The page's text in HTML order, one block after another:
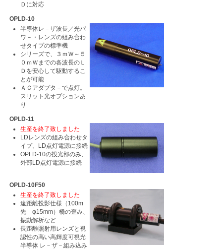
Ｄに対応
OPLD-10
半導体レ－ザ波長／光パ
ワ－・レンズの組み合わ
せタイプの標準機
シリーズで、３ｍＷ～５
０ｍＷまでの各波長のＬ
Ｄを安心して駆動するこ
とが可能
ＡＣアダプタ－で点灯。
スリット光オプションあ
り
OPLD-11
生産を終了致しました
LDレンズの組み合わせタ
イプ、LD点灯電源に接続
OPLD-10の投光部のみ、
外部LD点灯電源に接続
OPLD-10F50
生産を終了致しました
遠距離投影仕様（100m
先 φ15mm）橋の歪み、
振動解析など
長距離照射用レンズと視
認性の高い高輝度可視光
半導体 レ－ザ－組み込み